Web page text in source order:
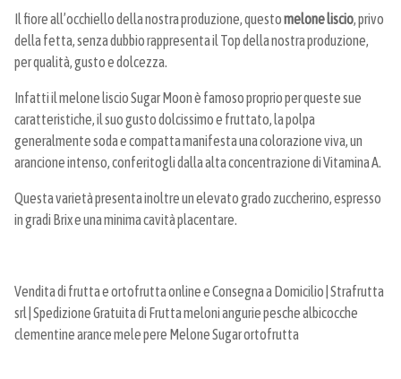
Il fiore all’occhiello della nostra produzione, questomelone liscio, privo
della fetta, senza dubbio rappresenta il Top della nostra produzione,
per qualità, gusto e dolcezza.
Infatti il melone liscio Sugar Moon è famoso proprio per queste sue
caratteristiche, il suo gusto dolcissimo e fruttato, la polpa
generalmente soda e compatta manifesta una colorazione viva, un
arancione intenso, conferitogli dalla alta concentrazione di Vitamina A.
Questa varietà presenta inoltre un elevato grado zuccherino, espresso
in gradi Brix e una minima cavità placentare.
Vendita di frutta e ortofrutta online e Consegna a Domicilio | Strafrutta
srl | Spedizione Gratuita di Frutta meloni angurie pesche albicocche
clementine arance mele pere Melone Sugar ortofrutta